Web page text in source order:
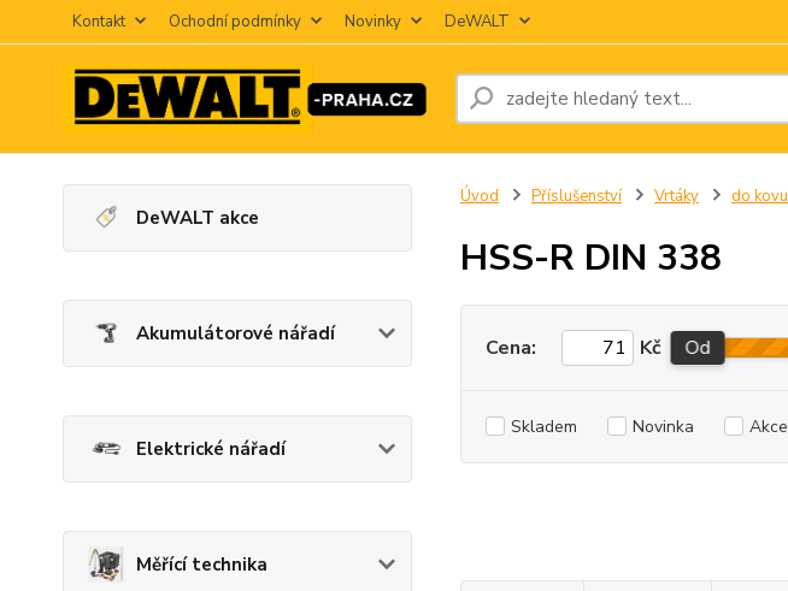
Kontakt Ochodní podmínky Novinky DeWALT
DeWALT akce
Akumulátorové nářadí
Elektrické nářadí
Měřící technika
Úvod Příslušenství Vrtáky do kovu
HSS-R DIN 338
Cena: Kč Od
Skladem Novinka Akce